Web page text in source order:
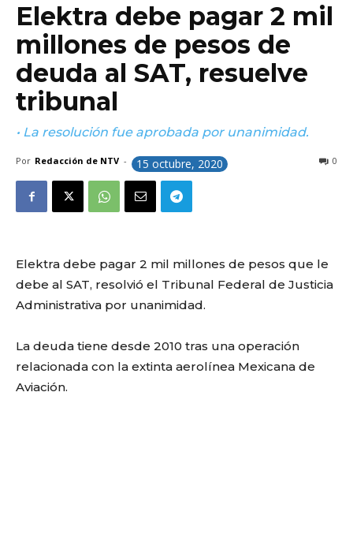
Elektra debe pagar 2 mil
millones de pesos de
deuda al SAT, resuelve
tribunal
• La resolución fue aprobada por unanimidad.
Por Redacción de NTV - 15 octubre, 2020 0
Elektra debe pagar 2 mil millones de pesos que le
debe al SAT, resolvió el Tribunal Federal de Justicia
Administrativa por unanimidad.
La deuda tiene desde 2010 tras una operación
relacionada con la extinta aerolínea Mexicana de
Aviación.